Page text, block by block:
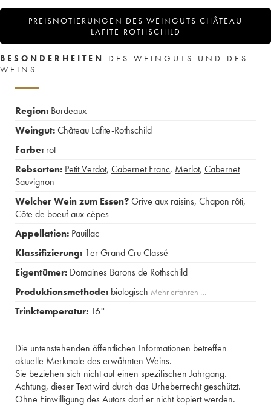
PREISNOTIERUNGEN DES WEINGUTS CHÂTEAU
LAFITE-ROTHSCHILD
BESONDERHEITEN
DES WEINGUTS UND DES
WEINS
Region: Bordeaux
Weingut:Château Lafite-Rothschild
Farbe: rot
Rebsorten: Petit Verdot, Cabernet Franc, Merlot, Cabernet
Sauvignon
Welcher Wein zum Essen?Grive aux raisins, Chapon rôti,
Côte de boeuf aux cèpes
Appellation: Pauillac
Klassifizierung: 1er Grand Cru Classé
Eigentümer: Domaines Barons de Rothschild
Produktionsmethode: biologisch Mehr erfahren …
Trinktemperatur: 16°
Die untenstehenden öffentlichen Informationen betreffen
aktuelle Merkmale des erwähnten Weins.
Sie beziehen sich nicht auf einen spezifischen Jahrgang.
Achtung, dieser Text wird durch das Urheberrecht geschützt.
Ohne Einwilligung des Autors darf er nicht kopiert werden.